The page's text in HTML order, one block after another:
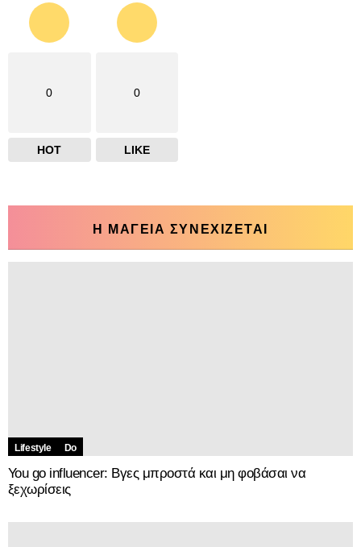
0
HOT
0
LIKE
Η ΜΑΓΕΙΑ ΣΥΝΕΧΙΖΕΤΑΙ
Lifestyle Do
You go influencer: Βγες μπροστά και μη φοβάσαι να
ξεχωρίσεις